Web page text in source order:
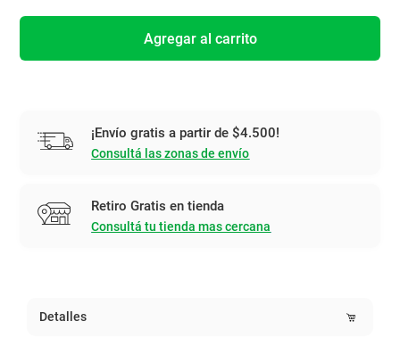
Agregar al carrito
¡Envío gratis a partir de $4.500!
Consultá las zonas de envío
Retiro Gratis en tienda
Consultá tu tienda mas cercana
Detalles